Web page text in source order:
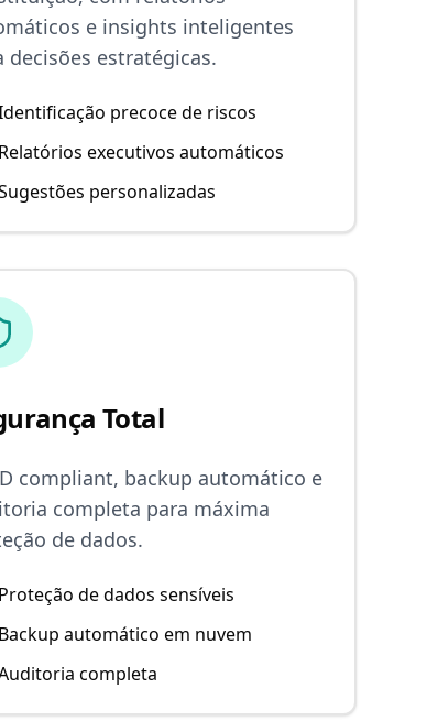
e insights inteligentes
decisões estratégicas.
precoce de riscos
Relatórios executivos automáticos
personalizadas
Total
compliant, backup automático e
completa para máxima
de dados.
Proteção de dados sensíveis
Backup automático em nuvem
completa